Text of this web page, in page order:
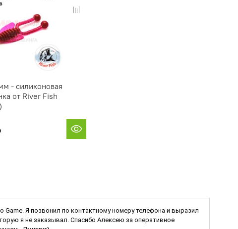
- силиконовая
от River Fish
Game. Я позвонил по контактному номеру телефона и выразил
я не заказывал. Спасибо Алексею за оперативное